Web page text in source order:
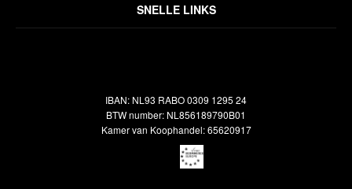
SNELLE LINKS
Veelgestelde vragen
Verzendbeleid
IBAN: NL93 RABO 0309 1295 24
BTW number: NL856189790B01
Kamer van Koophandel: 65620917